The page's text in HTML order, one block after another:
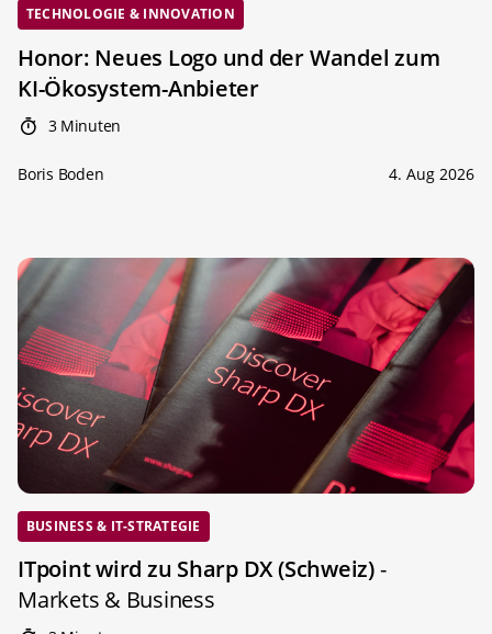
TECHNOLOGIE & INNOVATION
Honor: Neues Logo und der Wandel zum
KI-Ökosystem-Anbieter
3 Minuten
Boris Boden 4. Aug 2026
BUSINESS & IT-STRATEGIE
ITpoint wird zu Sharp DX (Schweiz)-
Markets & Business